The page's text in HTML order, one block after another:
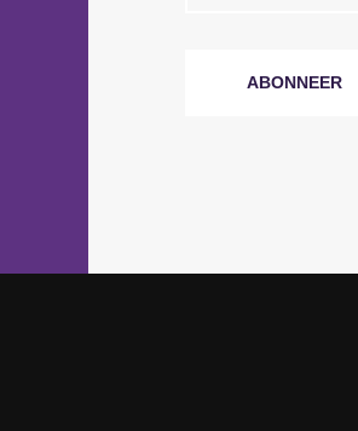
ABONNEER